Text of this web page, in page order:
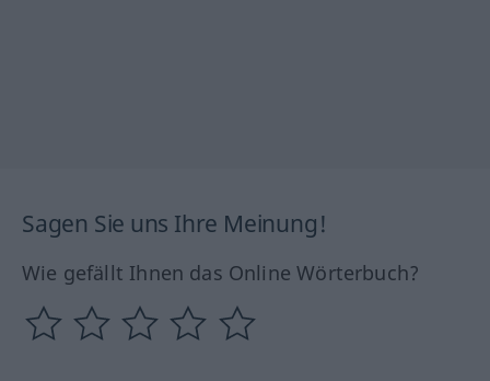
Sagen Sie uns Ihre Meinung!
Wie gefällt Ihnen das Online Wörterbuch?